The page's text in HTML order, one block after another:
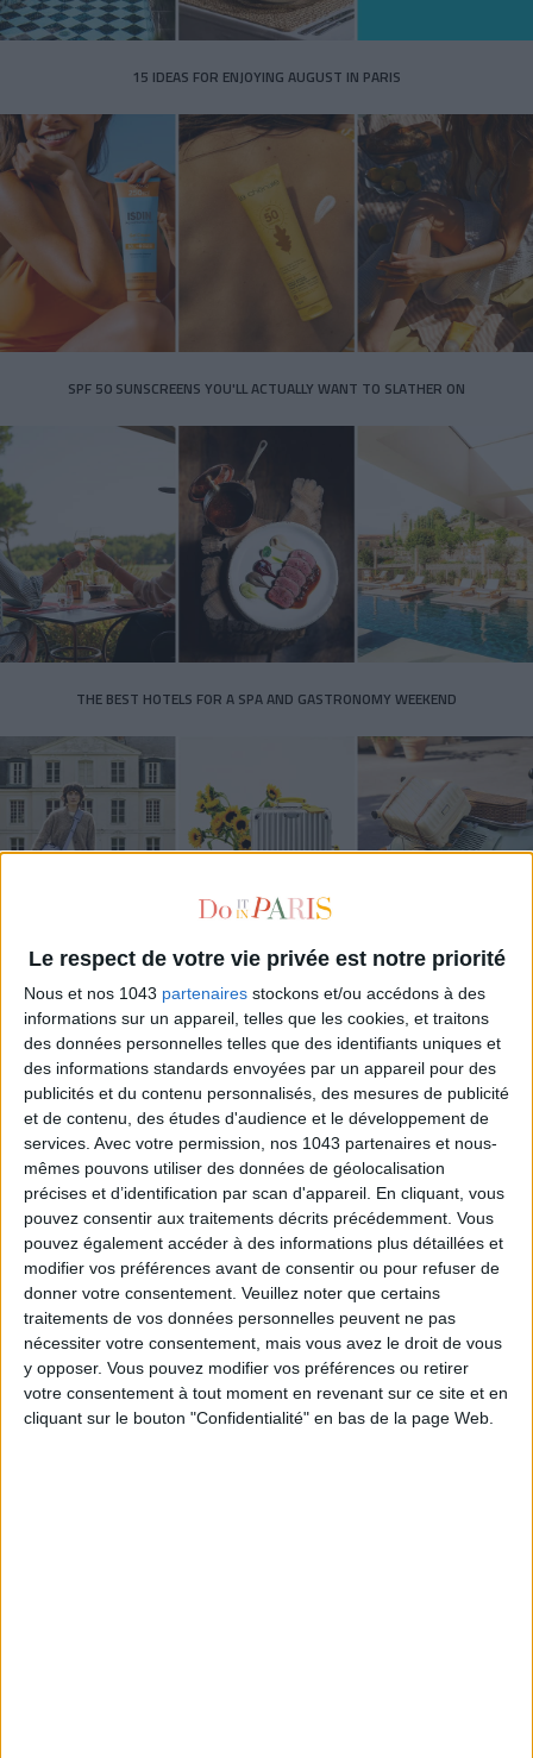
Le respect de votre vie privée est notre priorité
Nous et nos 1043 partenaires stockons et/ou accédons à des
informations sur un appareil, telles que les cookies, et traitons
des données personnelles telles que des identifiants uniques et
des informations standards envoyées par un appareil pour des
publicités et du contenu personnalisés, des mesures de publicité
et de contenu, des études d'audience et le développement de
services. Avec votre permission, nos 1043 partenaires et nous-
mêmes pouvons utiliser des données de géolocalisation
précises et d’identification par scan d'appareil. En cliquant, vous
pouvez consentir aux traitements décrits précédemment. Vous
pouvez également accéder à des informations plus détaillées et
modifier vos préférences avant de consentir ou pour refuser de
donner votre consentement. Veuillez noter que certains
traitements de vos données personnelles peuvent ne pas
nécessiter votre consentement, mais vous avez le droit de vous
y opposer. Vous pouvez modifier vos préférences ou retirer
votre consentement à tout moment en revenant sur ce site et en
cliquant sur le bouton "Confidentialité" en bas de la page Web.
15 IDEAS FOR ENJOYING AUGUST IN PARIS
SPF 50 SUNSCREENS YOU'LL ACTUALLY WANT TO SLATHER ON
THE BEST HOTELS FOR A SPA AND GASTRONOMY WEEKEND
THE MOST STYLISH LUGGAGE FOR TRAVELING IN STYLE
ÉLYSÉE - ÉTOILE: CHIC ADDRESSES TO REMEMBER